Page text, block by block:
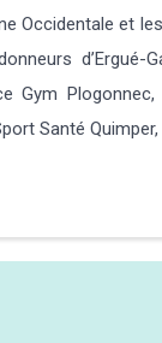
Occidentale et
d’Ergué-
Gym
Santé